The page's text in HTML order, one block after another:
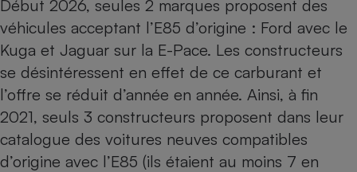
Début 2026, seules 2 marques proposent des
véhicules acceptant l’E85 d’origine : Ford avec le
Kuga et Jaguar sur la E-Pace. Les constructeurs
se désintéressent en effet de ce carburant et
l’offre se réduit d’année en année. Ainsi, à fin
2021, seuls 3 constructeurs proposent dans leur
catalogue des voitures neuves compatibles
d’origine avec l’E85 (ils étaient au moins 7 en